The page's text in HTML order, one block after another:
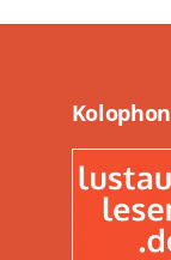
Kolophon